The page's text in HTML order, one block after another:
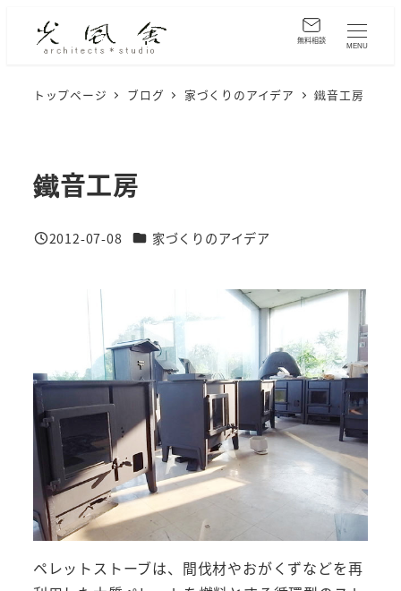
MENU
トップページ ブログ 家づくりのアイデア 鐵音工房
鐵音工房
投稿日
2012-07-08 カテゴリー
家づくりのアイデア
ペレットストーブは、間伐材やおがくずなどを再
無料相談